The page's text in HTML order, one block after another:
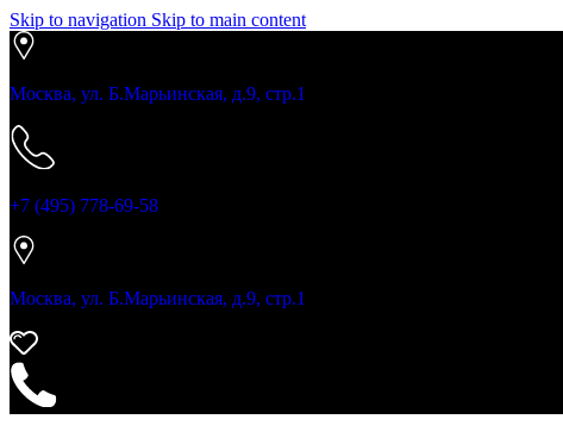
Skip to navigation Skip to main content
Москва, ул. Б.Марьинская, д.9, стр.1
+7 (495) 778-69-58
Москва, ул. Б.Марьинская, д.9, стр.1